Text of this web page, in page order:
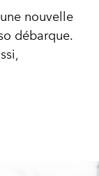
nouvelle
débarque.